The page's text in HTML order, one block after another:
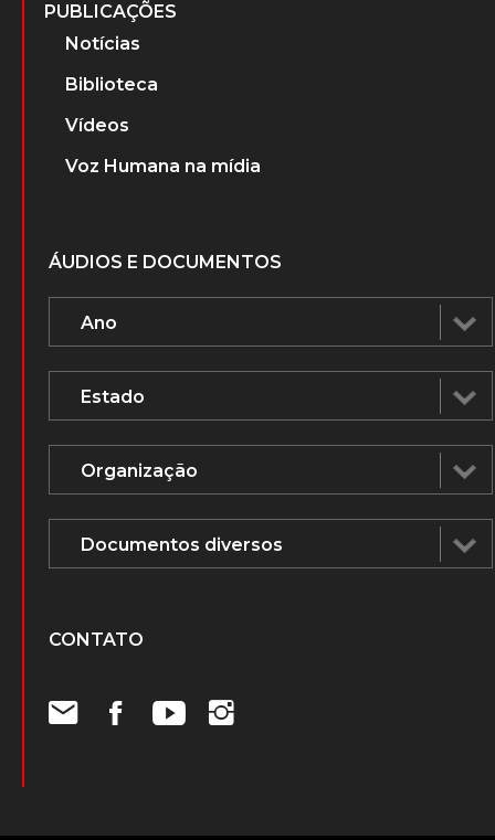
PUBLICAÇÕES
Notícias
Biblioteca
Vídeos
Voz Humana na mídia
ÁUDIOS E DOCUMENTOS
CONTATO